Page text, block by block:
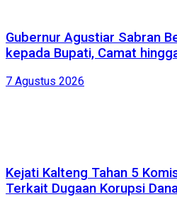
Gubernur Agustiar Sabran
kepada Bupati, Camat
7 Agustus 2026
Kejati Kalteng Tahan 5
Terkait Dugaan Korupsi